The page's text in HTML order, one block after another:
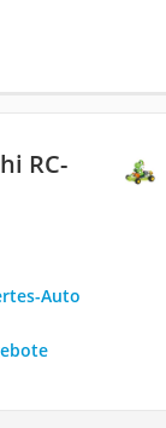
RC-
Auto